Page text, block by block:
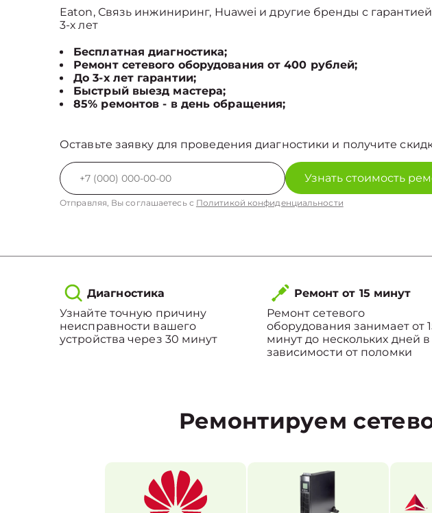
Eaton, Связь инжиниринг, Huawei и другие бренды с
3-х лет
Бесплатная диагностика;
Ремонт сетевого оборудования от 400 рублей;
До 3-х лет гарантии;
Быстрый выезд мастера;
85% ремонтов - в день обращения;
Оставьте заявку для проведения диагностики и получите
Узнать стоимость
Отправляя, Вы соглашаетесь с Политикой конфиденциальности
Диагностика
Узнайте точную причину
неисправности вашего
устройства через 30 минут
Ремонт от 15 минут
Ремонт сетевого
оборудования занимает от
минут до нескольких дней в
зависимости от поломки
Ремонтируем